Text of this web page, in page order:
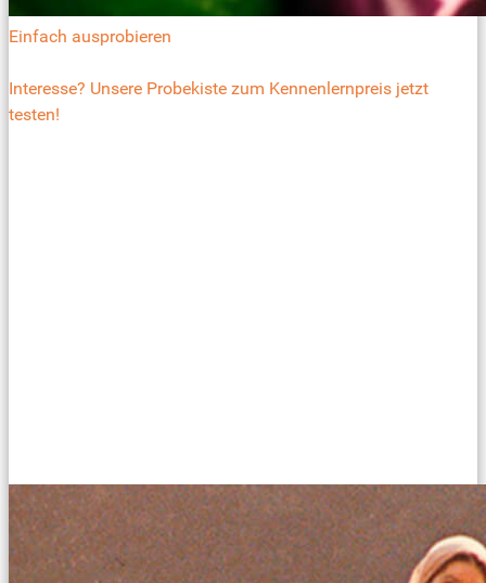
Einfach ausprobieren
Interesse? Unsere Probekiste zum Kennenlernpreis jetzt
testen!